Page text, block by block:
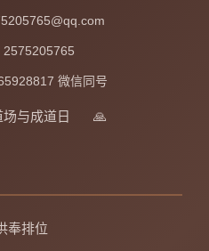
2575205765
微信同号
与成道日 🙏
奉排位